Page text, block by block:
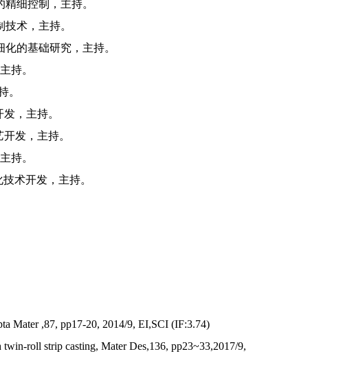
细控制，主持。
术，主持。
的基础研究，主持。
持。
。
，主持。
发，主持。
持。
术开发，主持。
Mater ,87, pp17-20, 2014/9, EI,SCI (IF:3.74)
roll strip casting, Mater Des,136, pp23~33,2017/9,